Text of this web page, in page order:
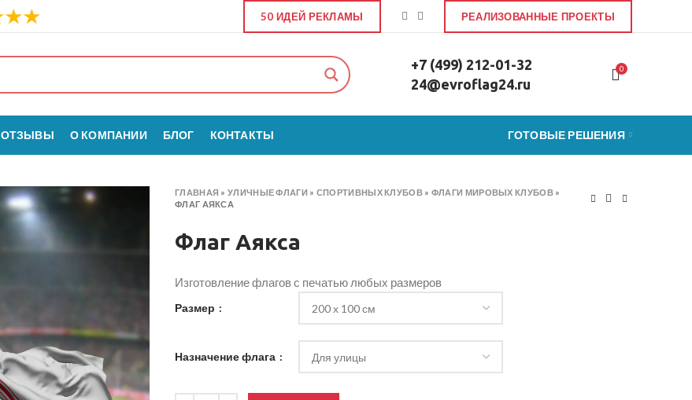
50 ИДЕЙ РЕКЛАМЫ РЕАЛИЗОВАННЫЕ ПРОЕКТЫ
+7 (499) 212-01-32
24@evroflag24.ru
0
ОТЗЫВЫ О КОМПАНИИ БЛОГ КОНТАКТЫ ГОТОВЫЕ РЕШЕНИЯ
ГЛАВНАЯ »УЛИЧНЫЕ ФЛАГИ » СПОРТИВНЫХ КЛУБОВ» ФЛАГИ МИРОВЫХ КЛУБОВ»
ФЛАГ АЯКСА
Флаг Аякса
Изготовление флагов с печатью любых размеров
Размер
Назначение флага